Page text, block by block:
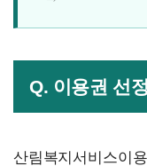
Q. 이용권 선
산림복지서비스이